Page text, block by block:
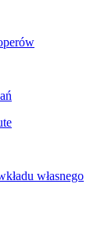
własnego